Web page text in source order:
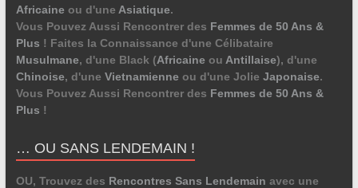
Africaine ou d'une Asiatique.
Vous Pouvez Aussi Rencontrer des Femmes de 50 Ans &
Plus ! Faites la Connaissance d'une Célibataire
Musulmane, d'une Black (Africaine ou Antillaise), d'une
Chinoise, d'une Vietnamienne ou d'une Jolie Japonaise.
Vous Pouvez Aussi Rencontrer des Femmes de 50 Ans &
Plus !
… OU SANS LENDEMAIN !
OU, Trouvez des Rencontres Sans Lendemain avec une